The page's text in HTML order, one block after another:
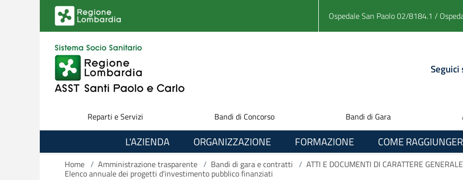
Salta al contenuto principale
Ospedale San Paolo 02/8184.1 /
Seguici
Reparti e Servizi Bandi di Concorso Bandi di Gara
L'AZIENDA ORGANIZZAZIONE FORMAZIONE COME
Home / Amministrazione trasparente / Bandi di gara e contratti / ATTI E DOCUMENTI DI CARATTERE
Elenco annuale dei progetti d'investimento pubblico finanziati